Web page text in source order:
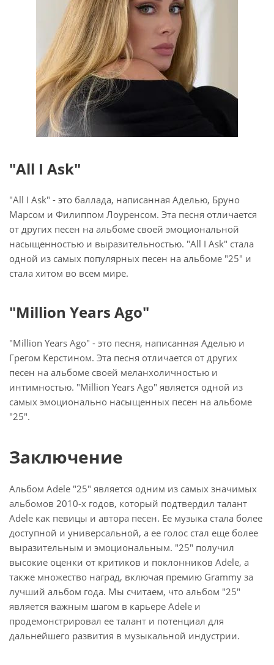
"All I Ask"
"All I Ask" - это баллада, написанная Аделью, Бруно
Марсом и Филиппом Лоуренсом. Эта песня отличается
от других песен на альбоме своей эмоциональной
насыщенностью и выразительностью. "All I Ask" стала
одной из самых популярных песен на альбоме "25" и
стала хитом во всем мире.
"Million Years Ago"
"Million Years Ago" - это песня, написанная Аделью и
Грегом Керстином. Эта песня отличается от других
песен на альбоме своей меланхоличностью и
интимностью. "Million Years Ago" является одной из
самых эмоционально насыщенных песен на альбоме
"25".
Заключение
Альбом Adele "25" является одним из самых значимых
альбомов 2010-х годов, который подтвердил талант
Adele как певицы и автора песен. Ее музыка стала более
доступной и универсальной, а ее голос стал еще более
выразительным и эмоциональным. "25" получил
высокие оценки от критиков и поклонников Adele, а
также множество наград, включая премию Grammy за
лучший альбом года. Мы считаем, что альбом "25"
является важным шагом в карьере Adele и
продемонстрировал ее талант и потенциал для
дальнейшего развития в музыкальной индустрии.